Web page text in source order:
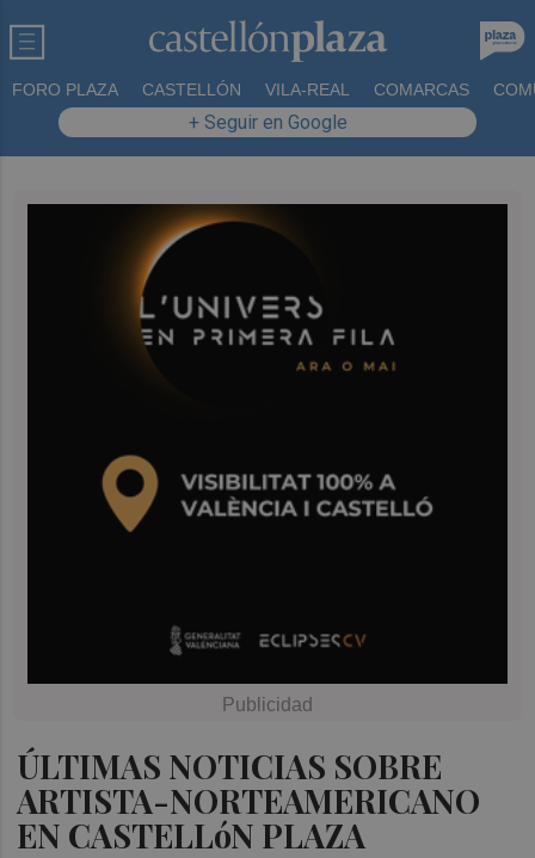
FORO PLAZA CASTELLÓN VILA-REAL COMARCAS
+ Seguir en Google
ÚLTIMAS NOTICIAS SOBRE
ARTISTA-NORTEAMERICANO
EN CASTELLóN PLAZA